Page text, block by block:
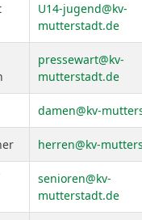
U14-jugend@kv-
mutterstadt.de
pressewart@kv-
mutterstadt.de
damen@kv-
herren@kv-
senioren@kv-
mutterstadt.de